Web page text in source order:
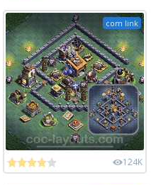
com link
124K